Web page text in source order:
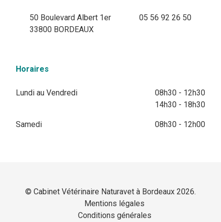
50 Boulevard Albert 1er
33800 BORDEAUX
05 56 92 26 50
Horaires
Lundi au Vendredi
08h30 - 12h30
14h30 - 18h30
Samedi 08h30 - 12h00
© Cabinet Vétérinaire Naturavet à Bordeaux 2026.
Mentions légales
Conditions générales